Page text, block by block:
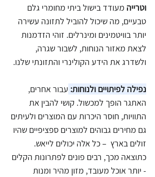
וטרייה מעודד בישול ביתי מחומרי גלם
טבעיים, מה שיכול להוביל לתזונה עשירה
יותר בוויטמינים ומינרלים. זוהי הזדמנות
לצאת מאזור הנוחות, לשבור שגרה,
ולשדרג את הידע הקולינרי והתזונתי שלנו.
נפילה לפיתויים ולנוחות: עבור אחרים,
האתגר הופך למכשול. קושי להבין את
התוויות, חוסר היכרות עם המוצרים ולעיתים
גם מחירים גבוהים למוצרים ספציפיים שהיו
זולים בארץ  – כל אלה יכולים לייאש.
כתוצאה מכך, רבים פונים לפתרונות הקלים
- יותר אוכל מעובד, מזון מהיר ומנות